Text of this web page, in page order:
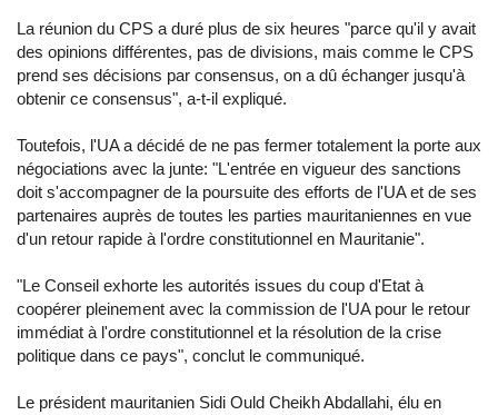
La réunion du CPS a duré plus de six heures "parce qu'il y avait
des opinions différentes, pas de divisions, mais comme le CPS
prend ses décisions par consensus, on a dû échanger jusqu'à
obtenir ce consensus", a-t-il expliqué.
Toutefois, l'UA a décidé de ne pas fermer totalement la porte aux
négociations avec la junte: "L'entrée en vigueur des sanctions
doit s'accompagner de la poursuite des efforts de l'UA et de ses
partenaires auprès de toutes les parties mauritaniennes en vue
d'un retour rapide à l'ordre constitutionnel en Mauritanie".
"Le Conseil exhorte les autorités issues du coup d'Etat à
coopérer pleinement avec la commission de l'UA pour le retour
immédiat à l'ordre constitutionnel et la résolution de la crise
politique dans ce pays", conclut le communiqué.
Le président mauritanien Sidi Ould Cheikh Abdallahi, élu en